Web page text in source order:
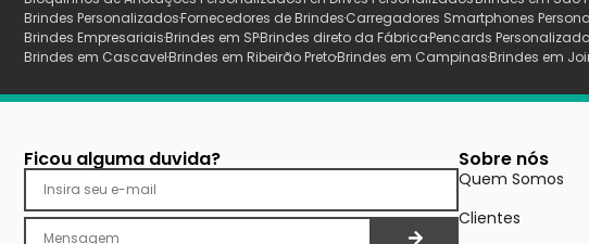
Brindes PersonalizadosFornecedores de BrindesCarregadores Smartphones
Brindes EmpresariaisBrindes em SPBrindes direto da FábricaPencards
Brindes em CascavelBrindes em Ribeirão PretoBrindes em CampinasBrindes em
Ficou alguma duvida? Sobre nós
Quem Somos
Clientes